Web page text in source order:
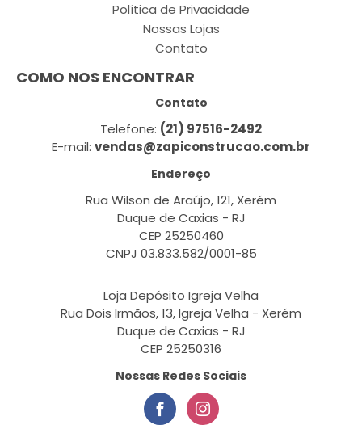
Política de Privacidade
Nossas Lojas
Contato
COMO NOS ENCONTRAR
Contato
Telefone: (21) 97516-2492
E-mail: vendas@zapiconstrucao.com.br
Endereço
Rua Wilson de Araújo, 121, Xerém
Duque de Caxias - RJ
CEP 25250460
CNPJ 03.833.582/0001-85
Loja Depósito Igreja Velha
Rua Dois Irmãos, 13, Igreja Velha - Xerém
Duque de Caxias - RJ
CEP 25250316
Nossas Redes Sociais